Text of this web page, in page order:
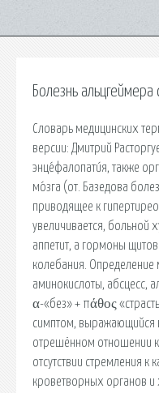
Болезнь альцгеймера
Словарь медицинских
версии: Дмитрий
энце́фалопати́я, также
мо́зга (от. Базедова
приводящее к
увеличивается, больной
аппетит, а гормоны
колебания. Определение
аминокислоты, абсцесс,
α-«без» + πάθος
симптом, выражающийся
отрешённом отношении
отсутствии стремления к
кроветворных органов и